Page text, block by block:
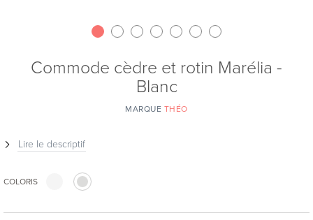
Commode cèdre et rotin Marélia -
Blanc
MARQUE THÉO
Lire le descriptif
COLORIS